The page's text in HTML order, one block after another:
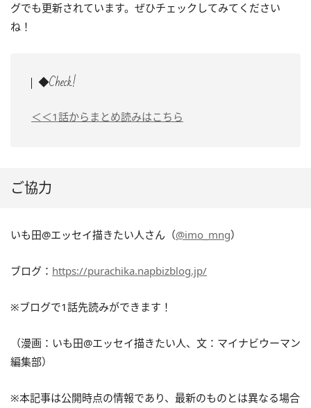
グでも更新されています。ぜひチェックしてみてください
ね！
◆Check!
＜＜1話からまとめ読みはこちら
ご協力
いも田@エッセイ描きたい人さん（@imo_mng）
ブログ： https://purachika.napbizblog.jp/
※ブログで1話先読みができます！
（漫画：いも田@エッセイ描きたい人、文：マイナビウーマン
編集部）
※本記事は公開時点の情報であり、最新のものとは異なる場合